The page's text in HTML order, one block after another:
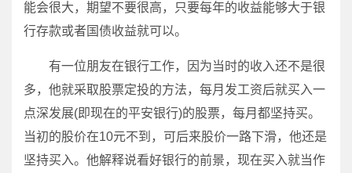
能会很大，期望不要很高，只要每年的收益能够大于银
行存款或者国债收益就可以。
有一位朋友在银行工作，因为当时的收入还不是很
多，他就采取股票定投的方法，每月发工资后就买入一
点深发展(即现在的平安银行)的股票，每月都坚持买。
当初的股价在10元不到，可后来股价一路下滑，他还是
坚持买入。他解释说看好银行的前景，现在买入就当作